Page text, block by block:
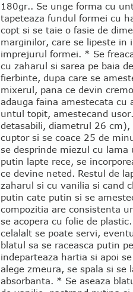
180gr.. Se unge forma cu
tapeteaza fundul formei cu
copt si se taie o fasie de
marginilor, care se lipeste in
imprejurul formei. * Se
cu zaharul si sarea pe baia
fierbinte, dupa care se
mixerul, pana ce devin
adauga faina amestecata cu
untul topit, amestecand
detasabili, diametrul 26 cm),
cuptor si se coace 25 de
se desprinde miezul cu
putin lapte rece, se
ce devine neted. Restul de
zaharul si cu vanilia si cand
putin cate putin si se
compozitia are consistenta
se acopera cu folie de
celalalt se poate servi,
blatul sa se raceasca putin
indeparteaza hartia si apoi
alege zmeura, se spala si se
absorbanta. * Se aseaza